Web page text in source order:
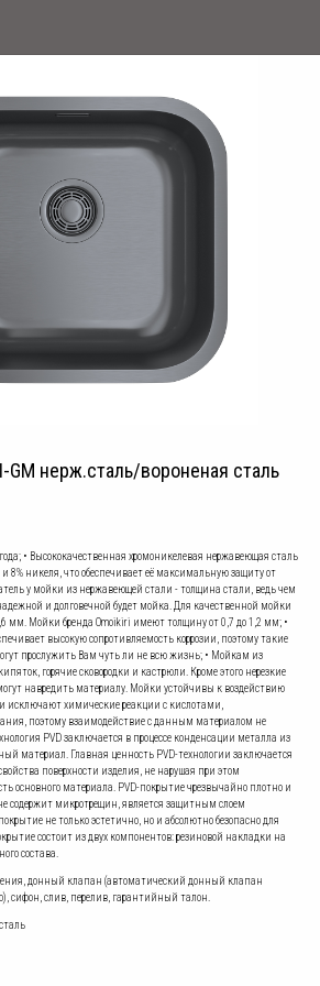
GM нерж.сталь/вороненая сталь
• Высококачественная хромоникелевая нержавеющая сталь
8% никеля, что обеспечивает её максимальную защиту от
у мойки из нержавеющей стали - толщина стали, ведь чем
и долговечной будет мойка. Для качественной мойки
мм. Мойки бренда Omoikiri имеют толщину от 0,7 до 1,2 мм; •
высокую сопротивляемость коррозии, поэтому такие
прослужить Вам чуть ли не всю жизнь; • Мойкам из
горячие сковородки и кастрюли. Кроме этого нерезкие
навредить материалу. Мойки устойчивы к воздействию
исключают химические реакции с кислотами,
поэтому взаимодействие с данным материалом не
PVD заключается в процессе конденсации металла из
материал. Главная ценность PVD-технологии заключается
поверхности изделия, не нарушая при этом
основного материала. PVD-покрытие чрезвычайно плотно и
содержит микротрещин, является защитным слоем
не только эстетично, но и абсолютно безопасно для
состоит из двух компонентов: резиновой накладки на
состава.
донный клапан (автоматический донный клапан
сифон, слив, перелив, гарантийный талон.